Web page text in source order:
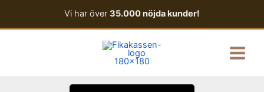
innehåll
Vi har över 35.000 nöjda kunder!
Menu